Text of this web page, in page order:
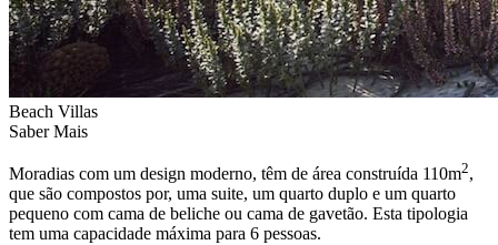
Beach Villas
Saber Mais
Moradias com um design moderno, têm de área construída 110m2,
que são compostos por, uma suite, um quarto duplo e um quarto
pequeno com cama de beliche ou cama de gavetão. Esta tipologia
tem uma capacidade máxima para 6 pessoas.